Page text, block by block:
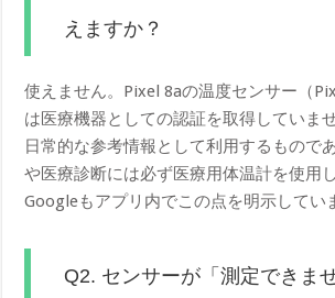
えますか？
使えません。Pixel 8aの温度センサー（
は医療機器としての認証を取得していま
日常的な参考情報として利用するもので
や医療診断には必ず医療用体温計を使用
Googleもアプリ内でこの点を明示してい
Q2. センサーが「測定できま